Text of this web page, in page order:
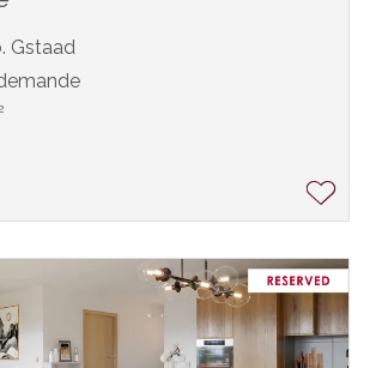
Gstaad